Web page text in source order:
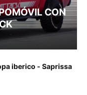
CON
iberico - Saprissa